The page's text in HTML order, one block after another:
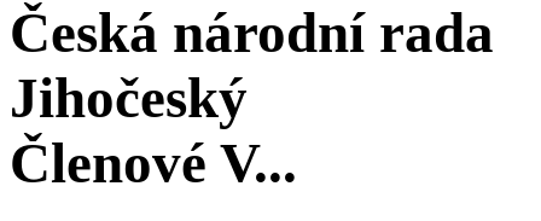
Česká národní rada
Jihočeský
Členové V...